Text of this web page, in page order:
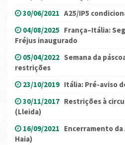
30/06/2021 A25/IP5
04/08/2025 França–Itália:
Fréjus inaugurado
05/04/2022 Semana da
restrições
23/10/2019 Itália: Pré-aviso
30/11/2017 Restrições à
(Lleida)
16/09/2021 Encerramento
Haia)